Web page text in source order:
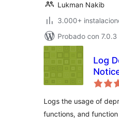
Lukman Nakib
3.000+
Probado con 7.0.3
Log
Logs the usage of
functions, and